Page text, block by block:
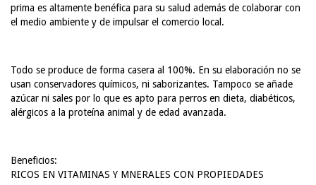
prima es altamente benéfica para su salud además de colaborar con
el medio ambiente y de impulsar el comercio local.
Todo se produce de forma casera al 100%. En su elaboración no se
usan conservadores químicos, ni saborizantes. Tampoco se añade
azúcar ni sales por lo que es apto para perros en dieta, diabéticos,
alérgicos a la proteína animal y de edad avanzada.
Beneficios:
RICOS EN VITAMINAS Y MNERALES CON PROPIEDADES